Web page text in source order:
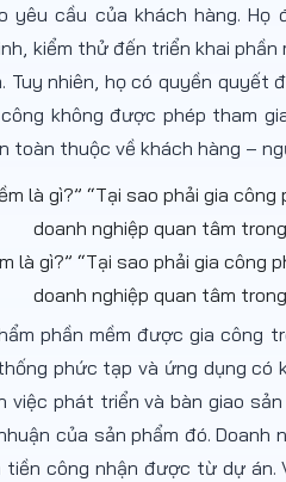
yêu cầu của khách hàng.
kiểm thử đến triển khai phần
Tuy nhiên, họ có quyền quyết
không được phép tham
toàn thuộc về khách hàng –
là gì?” “Tại sao phải gia
doanh nghiệp quan tâm
phần mềm được gia công
phức tạp và ứng dụng có
việc phát triển và bàn giao
của sản phẩm đó. Doanh
tiền công nhận được từ dự